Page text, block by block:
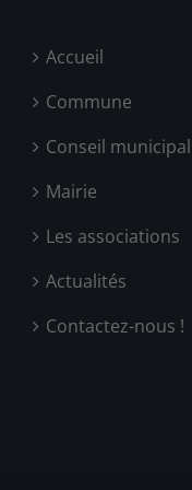
Accueil
Commune
Conseil municipal
Mairie
Les associations
Actualités
Contactez-nous !